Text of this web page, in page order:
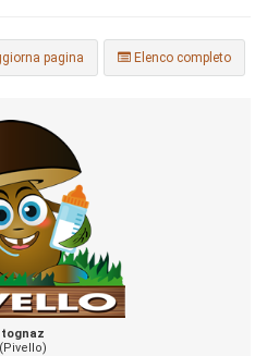
Elenco completo
pagina
tognaz
(Pivello)